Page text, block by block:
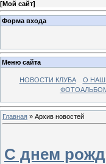
[Мой сайт]
Форма входа
Меню сайта
НОВОСТИ КЛУБА О
Главная » Архив новостей
С днем